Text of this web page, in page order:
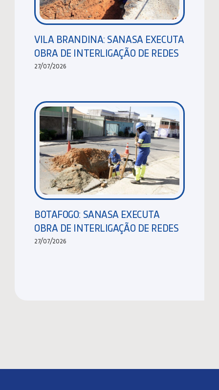
VILA BRANDINA: SANASA EXECUTA
OBRA DE INTERLIGAÇÃO DE REDES
27/07/2026
BOTAFOGO: SANASA EXECUTA
OBRA DE INTERLIGAÇÃO DE REDES
27/07/2026